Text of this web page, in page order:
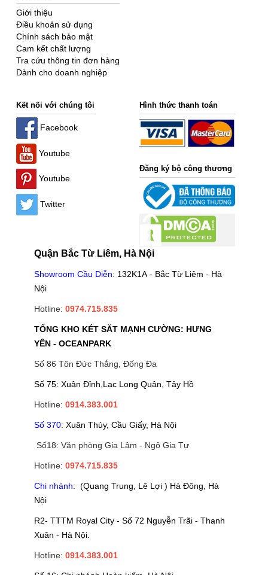
Giới thiệu
Điều khoản sử dụng
Chính sách bảo mật
Cam kết chất lượng
Tra cứu thông tin đơn hàng
Dành cho doanh nghiệp
Kết nối với chúng tôi
Facebook
Youtube
Youtube
Twitter
Hình thức thanh toán
Đăng ký bộ công thương
Quận Bắc Từ Liêm, Hà Nội
Showroom Cầu Diễn: 132K1A - Bắc Từ Liêm - Hà
Nội
Hotline: 0974.715.835
TỔNG KHO KÉT SẮT MẠNH CƯỜNG: HƯNG
YÊN - OCEANPARK
Số 86 Tôn Đức Thắng, Đống Đa
Số 75: Xuân Đỉnh,Lạc Long Quân, Tây Hồ
Hotline: 0914.383.001
Số 370: Xuân Thủy, Cầu Giấy, Hà Nội
Số18: Văn phòng Gia Lâm - Ngô Gia Tự
Hotline: 0974.715.835
Chi nhánh: (Quang Trung, Lê Lợi ) Hà Đông, Hà
Nội
R2- TTTM Royal City - Số 72 Nguyễn Trãi - Thanh
Xuân - Hà Nội.
Hotline: 0914.383.001